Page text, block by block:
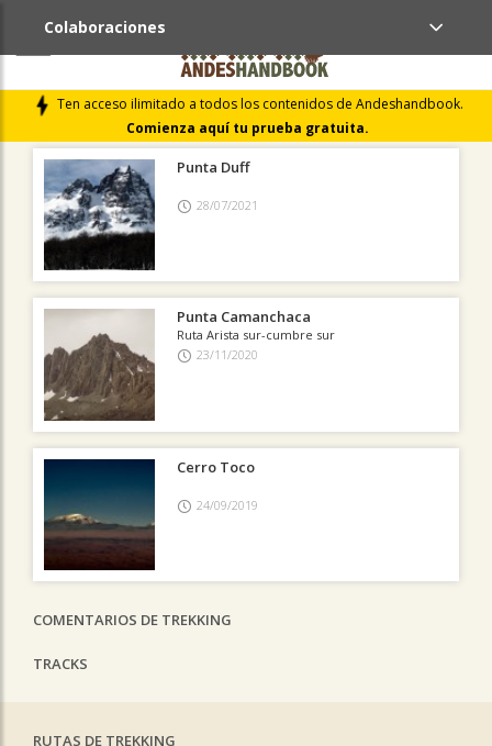
Ten acceso ilimitado a todos los contenidos de Andeshandbook.
Comienza aquí tu prueba gratuita.
Colaboraciones
ÚLTIMAS COLABORACIONES PUBLICADAS
LIBROS DE CUMBRES
Punta Duff
28/07/2021
Punta Camanchaca
Ruta Arista sur-cumbre sur
23/11/2020
Cerro Toco
24/09/2019
COMENTARIOS DE TREKKING
TRACKS
RUTAS DE TREKKING